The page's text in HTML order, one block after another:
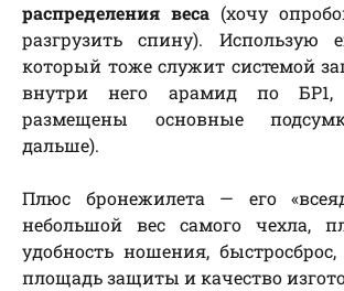
распределения веса (хочу
разгрузить спину). Использую
который тоже служит системой
внутри него арамид по
размещены основные
дальше).
Плюс бронежилета — его
небольшой вес самого чехла,
удобность ношения,
площадь защиты и качество